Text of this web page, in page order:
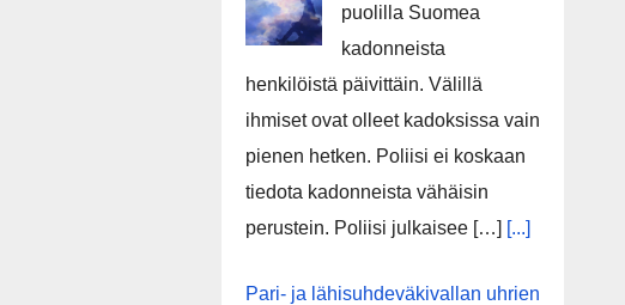
puolilla Suomea
kadonneista
henkilöistä päivittäin. Välillä
ihmiset ovat olleet kadoksissa vain
pienen hetken. Poliisi ei koskaan
tiedota kadonneista vähäisin
perustein. Poliisi julkaisee […] [...]
Pari- ja lähisuhdeväkivallan uhrien